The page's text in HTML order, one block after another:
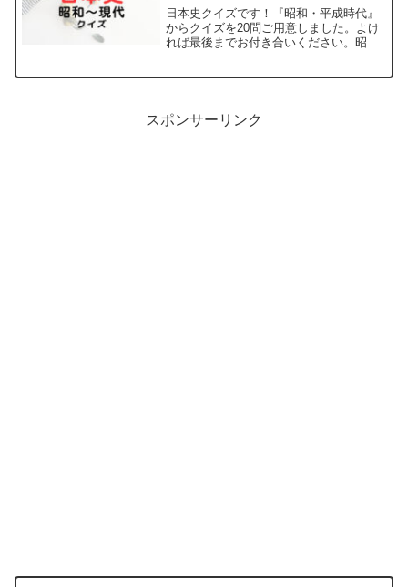
日本史クイズです！『昭和・平成時代』
からクイズを20問ご用意しました。よけ
れば最後までお付き合いください。昭和
スポンサーリンク